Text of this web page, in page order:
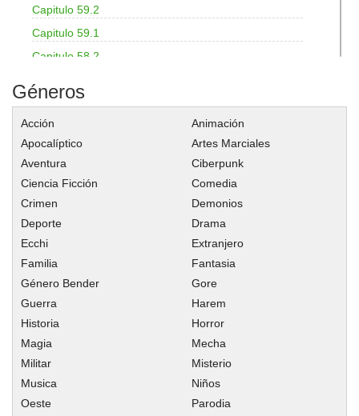
Capitulo 59.2
Capitulo 59.1
Capitulo 58.2
Capitulo 57.2
Capitulo 57.1
Capitulo 56.2
Capitulo 55.2
Capitulo 55.1
Capitulo 55
Capitulo 54.2
Capitulo 54.1
Capitulo 53.2
Capitulo 53.1
Capitulo 53
Géneros
Acción
Animación
Apocalíptico
Artes Marciales
Aventura
Ciberpunk
Ciencia Ficción
Comedia
Crimen
Demonios
Deporte
Drama
Ecchi
Extranjero
Familia
Fantasia
Género Bender
Gore
Guerra
Harem
Historia
Horror
Magia
Mecha
Militar
Misterio
Musica
Niños
Oeste
Parodia